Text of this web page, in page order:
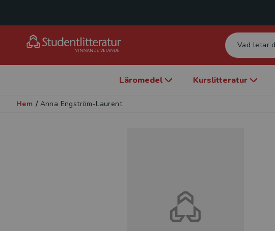
Läromedel Kurslitteratur
Hem / Anna Engström-Laurent